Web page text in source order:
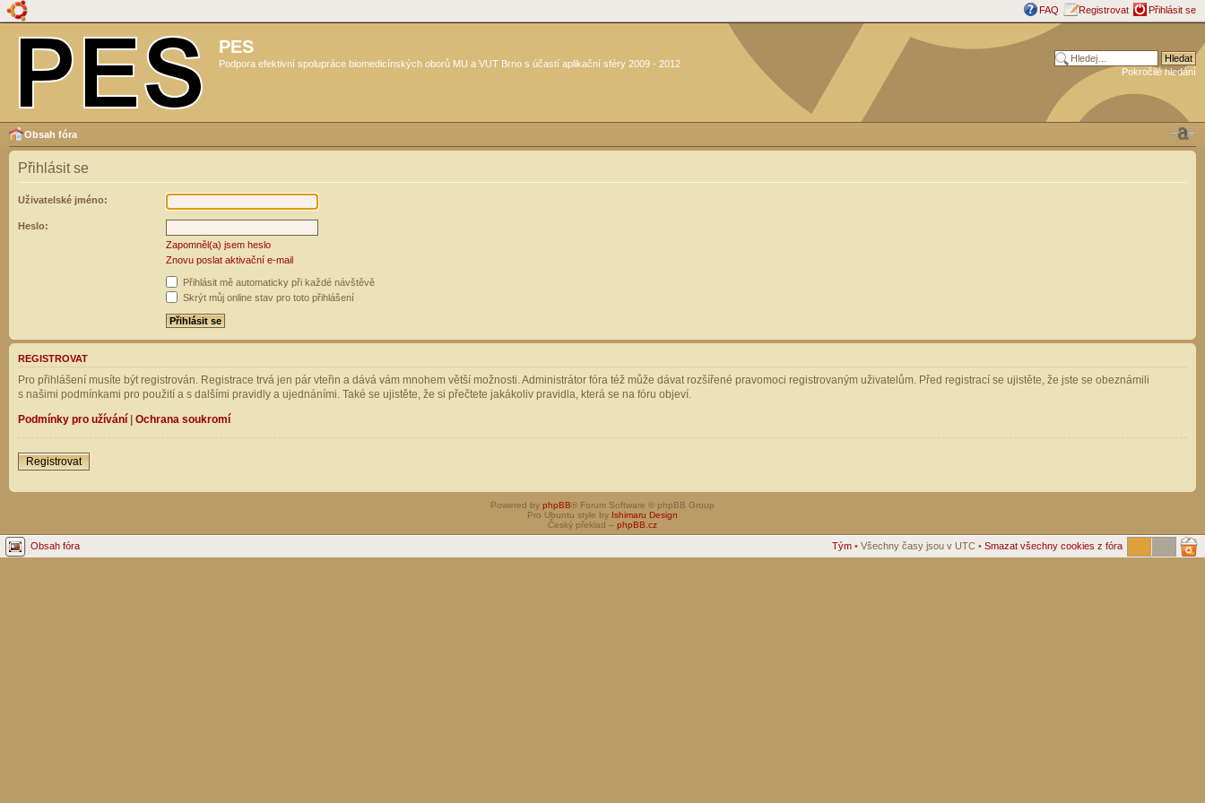
FAQ Registrovat Přihlásit se
PES
Podpora efektivní spolupráce biomedicínských oborů MU a VUT Brno s účastí aplikační sféry 2009 - 2012
Pokročilé hledání
Obsah fóra
Přihlásit se
Uživatelské jméno:
Heslo:
Zapomněl(a) jsem heslo
Znovu poslat aktivační e-mail
Přihlásit mě automaticky při každé návštěvě
Skrýt můj online stav pro toto přihlášení
REGISTROVAT
Pro přihlášení musíte být registrován. Registrace trvá jen pár vteřin a dává vám mnohem větší možnosti. Administrátor fóra též může dávat rozšířené pravomoci registrovaným uživatelům. Před registrací se ujistěte, že jste se obeznámili
s našimi podmínkami pro použití a s dalšími pravidly a ujednáními. Také se ujistěte, že si přečtete jakákoliv pravidla, která se na fóru objeví.
Podmínky pro užívání | Ochrana soukromí
Registrovat
Powered by phpBB® Forum Software © phpBB Group
Pro Ubuntu style by Ishimaru Design
Český překlad – phpBB.cz
Obsah fóra Tým • Všechny časy jsou v UTC • Smazat všechny cookies z fóra